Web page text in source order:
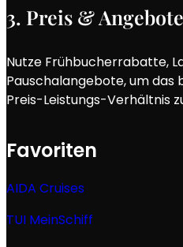
3. Preis &
Nutze Frühbucherrabatte,
Pauschalangebote, um das
Preis-Leistungs-Verhältnis
Favoriten
AIDA Cruises
TUI MeinSchiff